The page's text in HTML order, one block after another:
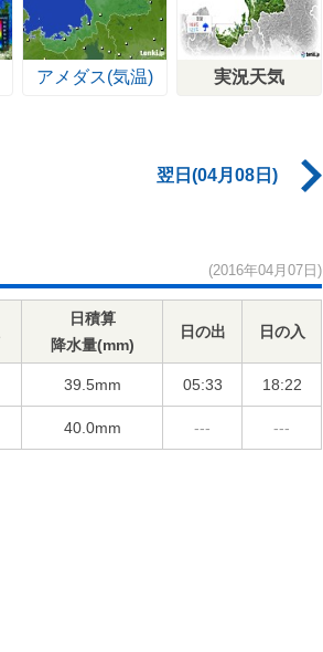
アメダス(気温) 実況天気
翌日(04月08日)
(2016年04月07日)
日積算
降水量(mm)
日の出 日の入
39.5mm 05:33 18:22
40.0mm --- ---